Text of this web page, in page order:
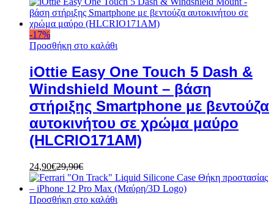
-17%
Προσθήκη στο καλάθι
iOttie Easy One Touch 5 Dash &
Windshield Mount – βάση
στήριξης Smartphone με βεντούζα
αυτοκινήτου σε χρώμα μαύρο
(HLCRIO171AM)
24,90€29,90€
Προσθήκη στο καλάθι